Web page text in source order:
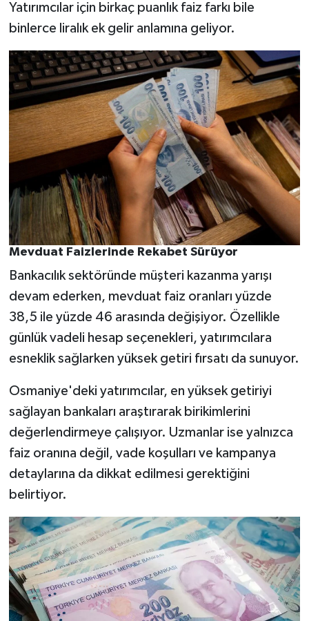
Yatırımcılar için birkaç puanlık faiz farkı bile
binlerce liralık ek gelir anlamına geliyor.
Mevduat Faizlerinde Rekabet Sürüyor
Bankacılık sektöründe müşteri kazanma yarışı
devam ederken, mevduat faiz oranları yüzde
38,5 ile yüzde 46 arasında değişiyor. Özellikle
günlük vadeli hesap seçenekleri, yatırımcılara
esneklik sağlarken yüksek getiri fırsatı da sunuyor.
Osmaniye'deki yatırımcılar, en yüksek getiriyi
sağlayan bankaları araştırarak birikimlerini
değerlendirmeye çalışıyor. Uzmanlar ise yalnızca
faiz oranına değil, vade koşulları ve kampanya
detaylarına da dikkat edilmesi gerektiğini
belirtiyor.